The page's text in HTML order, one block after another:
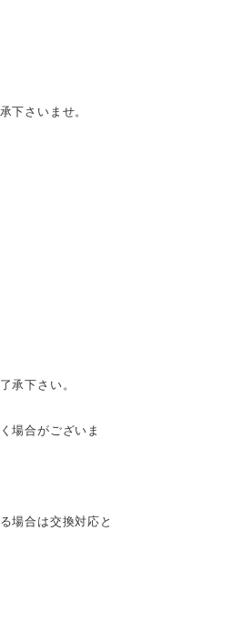
下さいませ。
承下さい。
場合がございま
場合は交換対応と